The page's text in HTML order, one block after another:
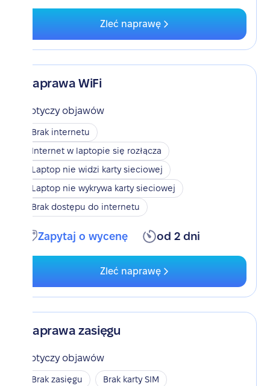
Zleć naprawę
Naprawa WiFi
Dotyczy objawów
Brak internetu
Internet w laptopie się rozłącza
Laptop nie widzi karty sieciowej
Laptop nie wykrywa karty sieciowej
Brak dostępu do internetu
Zapytaj o wycenę od 2 dni
Zleć naprawę
Naprawa zasięgu
Dotyczy objawów
Brak zasięgu
Brak karty SIM